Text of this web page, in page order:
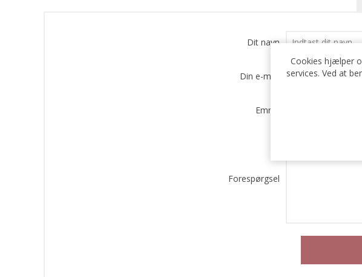
Dit navn
Din e-mail
Emne:
Forespørgsel
Cookies hjælper
services. Ved at